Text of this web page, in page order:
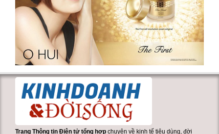
Trang Thông tin Điện tử tổng hợp chuyên về kinh tế tiêu dùng, đời